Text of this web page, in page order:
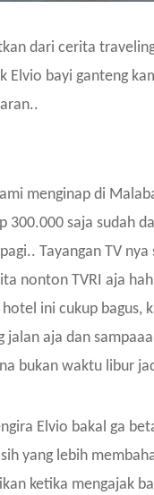
dari cerita
Elvio bayi ganteng
menginap di
300.000 saja sudah
Tayangan TV
nonton TVRI aja
ini cukup bagus,
jalan aja dan
bukan waktu libur
Elvio bakal ga
yang lebih
ketika mengajak